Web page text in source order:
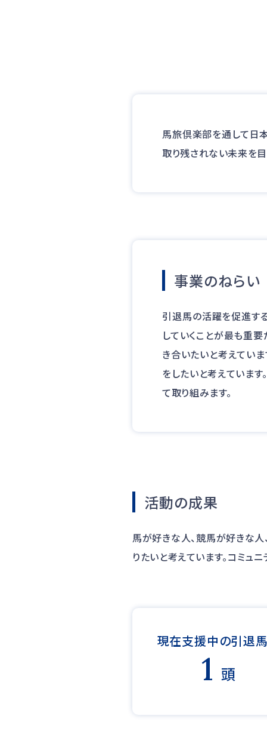
馬旅倶楽部を通して日
取り残されない未来を目
事業のねらい
引退馬の活躍を促進す
していくことが最も重
き合いたいと考えてい
をしたいと考えていま
て取り組みます。
活動の成果
馬が好きな人、競馬が好きな
りたいと考えています。コミュ
現在支援中の引
1 頭